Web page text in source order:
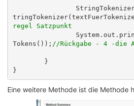
regel Satzpunkt
Tokens()); //Rückgabe - 4 -die
Eine weitere Methode ist die Methode